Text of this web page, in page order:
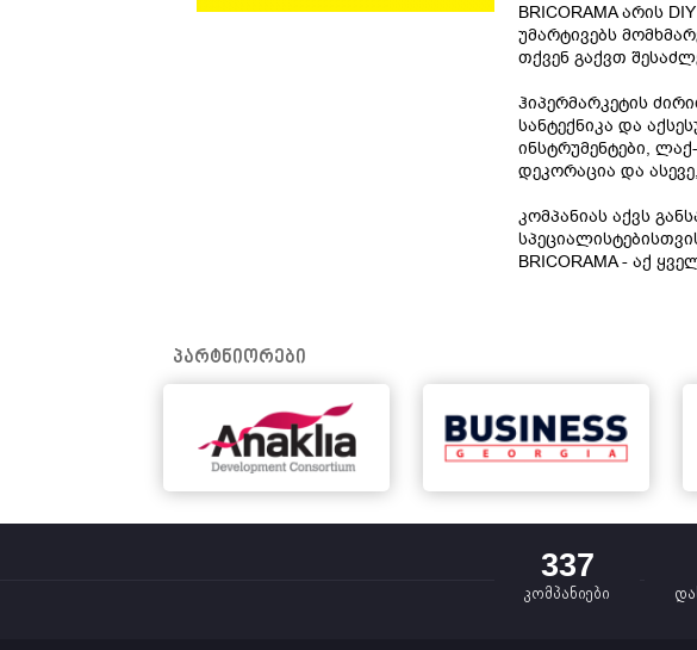
BRICORAMA არის
უმარტივებს
თქვენ გაქვთ
ჰიპერმარკეტის
სანტექნიკა და
ინსტრუმენტები,
დეკორაცია და
კომპანიას აქვს
BRICORAMA - აქ
პარტნიორები
337
კომპანიები